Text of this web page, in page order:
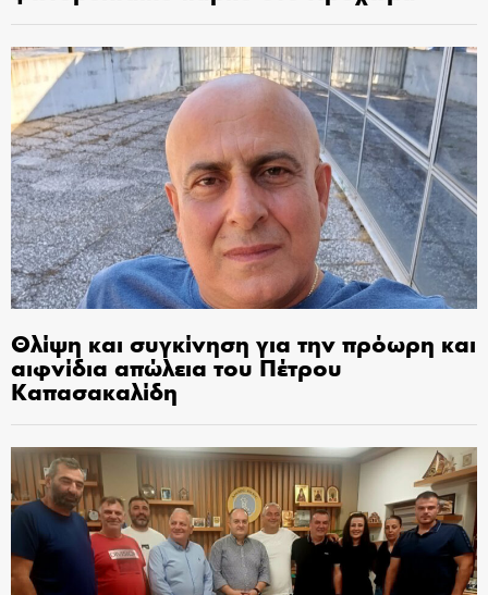
Θλίψη και συγκίνηση για την πρόωρη και
αιφνίδια απώλεια του Πέτρου
Καπασακαλίδη